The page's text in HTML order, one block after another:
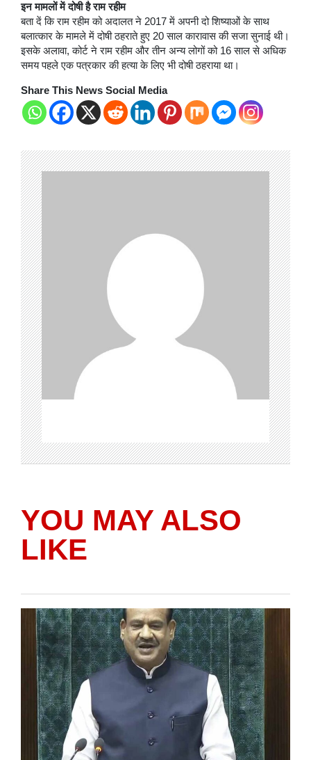
इन मामलों में दोषी है राम रहीम
बता दें कि राम रहीम को अदालत ने 2017 में अपनी दो शिष्याओं के साथ
बलात्कार के मामले में दोषी ठहराते हुए 20 साल कारावास की सजा सुनाई थी।
इसके अलावा, कोर्ट ने राम रहीम और तीन अन्य लोगों को 16 साल से अधिक
समय पहले एक पत्रकार की हत्या के लिए भी दोषी ठहराया था।
Share This News Social Media
YOU MAY ALSO
LIKE